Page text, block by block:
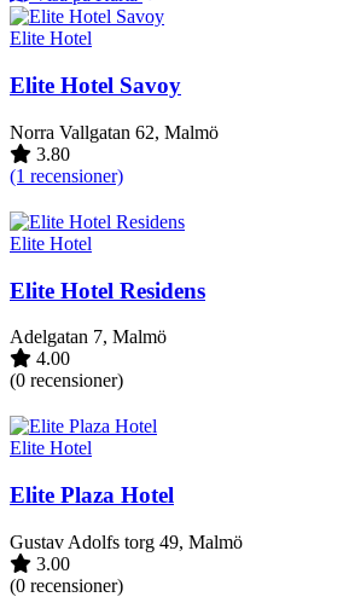
Elite Hotel
Elite Hotel Savoy
Norra Vallgatan 62, Malmö
3.80
(1 recensioner)
Elite Hotel
Elite Hotel Residens
Adelgatan 7, Malmö
4.00
(0 recensioner)
Elite Hotel
Elite Plaza Hotel
Gustav Adolfs torg 49, Malmö
3.00
(0 recensioner)